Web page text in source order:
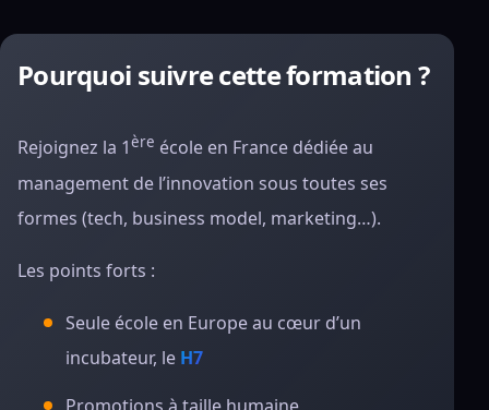
Pourquoi suivre cette formation ?
Rejoignez la 1ère école en France dédiée au
management de l’innovation sous toutes ses
formes (tech, business model, marketing…).
Les points forts :
Seule école en Europe au cœur d’un
incubateur, le H7